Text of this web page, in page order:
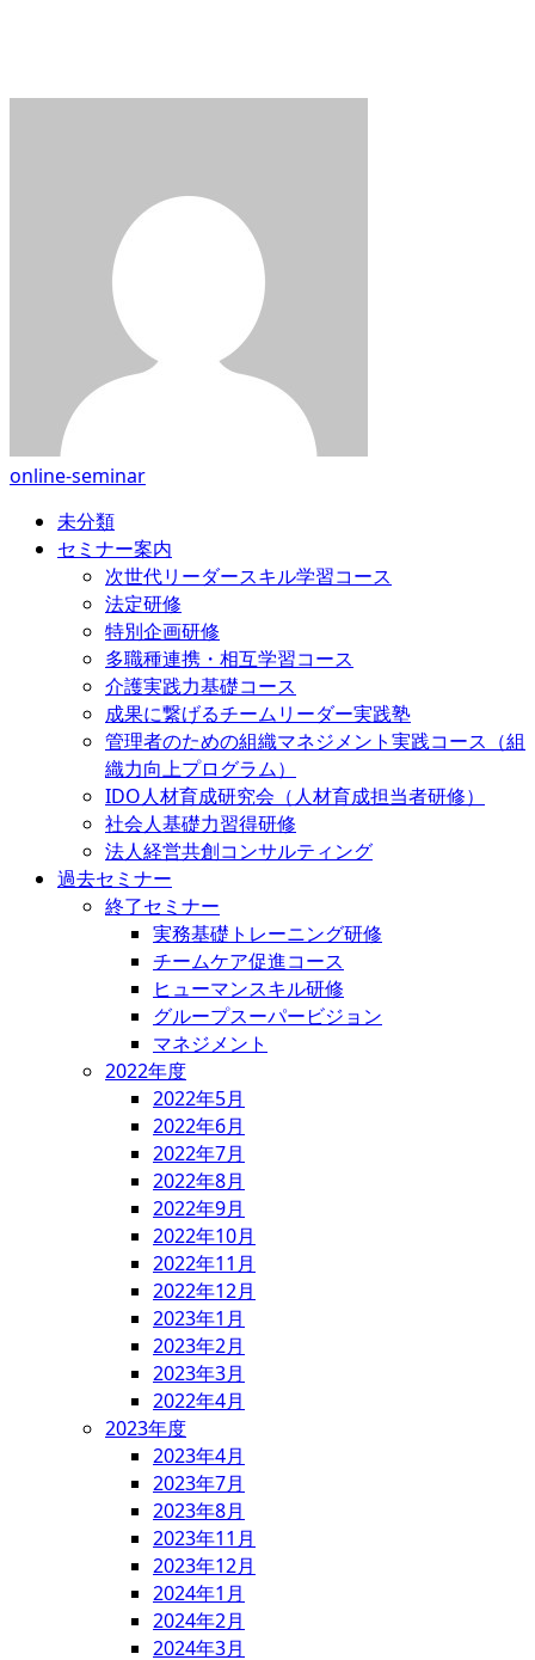
online-seminar
未分類
セミナー案内
次世代リーダースキル学習コース
法定研修
特別企画研修
多職種連携・相互学習コース
介護実践力基礎コース
成果に繋げるチームリーダー実践塾
管理者のための組織マネジメント実践コース（組
織力向上プログラム）
IDO人材育成研究会（人材育成担当者研修）
社会人基礎力習得研修
法人経営共創コンサルティング
過去セミナー
終了セミナー
実務基礎トレーニング研修
チームケア促進コース
ヒューマンスキル研修
グループスーパービジョン
マネジメント
2022年度
2022年5月
2022年6月
2022年7月
2022年8月
2022年9月
2022年10月
2022年11月
2022年12月
2023年1月
2023年2月
2023年3月
2022年4月
2023年度
2023年4月
2023年7月
2023年8月
2023年11月
2023年12月
2024年1月
2024年2月
2024年3月